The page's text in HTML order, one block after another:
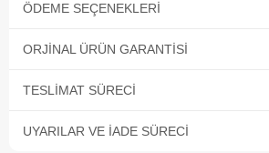
ÖDEME SEÇENEKLERI
ORJINAL ÜRÜN GARANTISI
TESLIMAT SÜRECI
UYARILAR VE İADE SÜRECI